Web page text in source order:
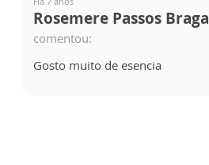
Rosemere Passos Braga
comentou:
Gosto muito de esencia